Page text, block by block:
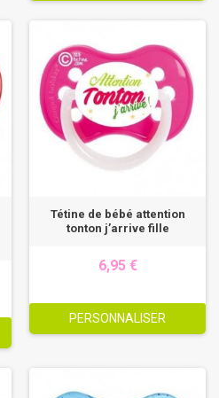
Tétine de bébé attention
tonton j’arrive fille
6,95 €
PERSONNALISER